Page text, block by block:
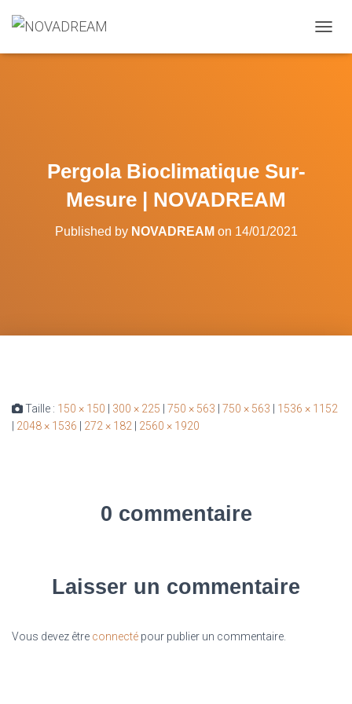
Pergola Bioclimatique Sur-
Mesure | NOVADREAM
Published by NOVADREAM on 14/01/2021
Taille : 150 × 150 300 × 225 750 × 563 750 × 563
1536 × 1152
2048 × 1536 272 × 182 2560 × 1920
0 commentaire
Laisser un commentaire
Vous devez être connecté pour publier un commentaire.